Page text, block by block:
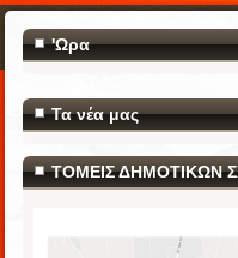
'Ωρα
Τα νέα μας
ΤΟΜΕΙΣ ΔΗΜΟΤΙΚΩΝ